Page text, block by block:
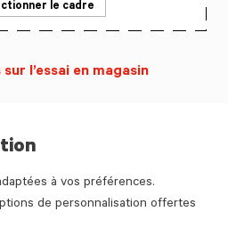
à vos préférences.
de personnalisation offertes
le cadre
l’essai en magasin